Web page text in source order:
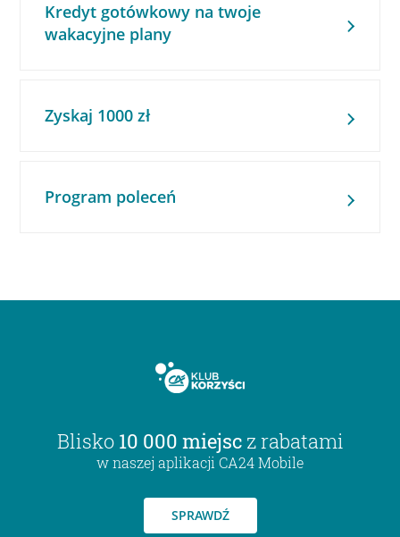
Kredyt gotówkowy na twoje
wakacyjne plany
Zyskaj 1000 zł
Program poleceń
Blisko 10 000 miejsc z rabatami
w naszej aplikacji CA24 Mobile
SPRAWDŹ